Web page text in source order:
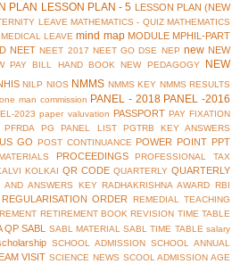
PLAN LESSON PLAN - 5 LESSON PLAN (NEW
LEAVE MATHEMATICS - QUIZ MATHEMATICS
MEDICAL LEAVE mind map MODULE MPHIL-PART
NEET NEET 2017 NEET GO DSE NEP new NEW
PAY BILL HAND BOOK NEW PEDAGOGY
NEW
NILP NIOS NMMS NMMS KEY NMMS RESULTS
one man commission PANEL - 2018 PANEL -2016
2023 paper valuvation PASSPORT PAY FIXATION
PFRDA PG PANEL LIST PGTRB KEY ANSWERS
GO POST CONTINUANCE POWER POINT PPT
PROCEEDINGS PROFESSIONAL TAX
KOLKAI QR CODE QUARTERLY QUARTERLY
AND ANSWERS KEY RADHAKRISHNA AWARD RBI
REGULARISATION ORDER
REMEDIAL TEACHING
RETIREMENT BOOK REVISION TIME TABLE
QP SABL SABL MATERIAL SABL TIME TABLE salary
SCHOOL ADMISSION SCHOOL ANNUAL
VISIT SCIENCE NEWS SCOOL ADMISSION AGE